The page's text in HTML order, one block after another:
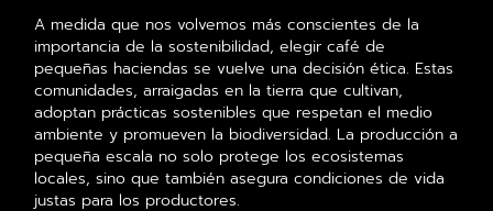
A medida que nos volvemos más conscientes de la
importancia de la sostenibilidad, elegir café de
pequeñas haciendas se vuelve una decisión ética. Estas
comunidades, arraigadas en la tierra que cultivan,
adoptan prácticas sostenibles que respetan el medio
ambiente y promueven la biodiversidad. La producción a
pequeña escala no solo protege los ecosistemas
locales, sino que también asegura condiciones de vida
justas para los productores.